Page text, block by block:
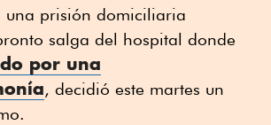
una prisión domiciliaria
salga del hospital donde
por una
, decidió este martes un